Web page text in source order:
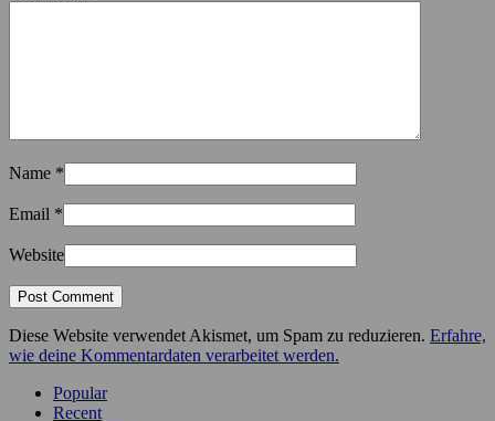
Name *
Email *
Website
Diese Website verwendet Akismet, um Spam zu reduzieren. Erfahre,
wie deine Kommentardaten verarbeitet werden.
Popular
Recent